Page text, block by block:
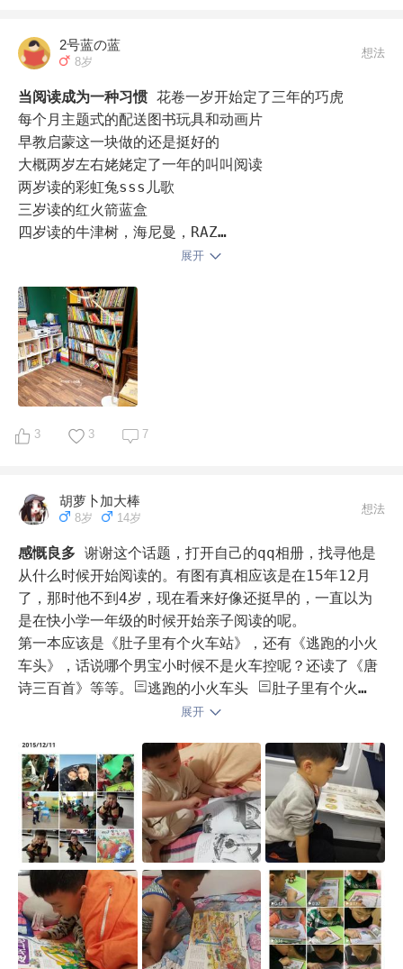
发现同龄弄得好的孩子太多了，感觉已经差了一大截的节
奏。在这个过程中，我的学习计划表是改了一版又一版。
鸡娃路线也是先立，然后在实操过程中不停的破和改，以
找到更适合的规划和方式。现在我用的方式是用思维导图
的形式整理思绪，倒推现阶段最适合六月的计划。六月比
较顽皮好动，按住她来学习真的是废了我不少心力，而且
还要选择那种比较有性价比的方式，因为我是单身带娃，
经济压力也会比较大。现在孩子三岁三个月了，算是整整
鸡娃了一年多点，各方面也看到了明显的提升和变化，我
相信只要我能够坚持并且提供好的陪伴。孩子会朝着良性
的方向发展。赶超当时我们见到的的馨馨姐姐，算是我给
自己定的一个小目标，以六月现在的识字量和进步的速
2号蓝の蓝
8岁
想法
当阅读成为一种习惯 花卷一岁开始定了三年的巧虎
每个月主题式的配送图书玩具和动画片
早教启蒙这一块做的还是挺好的
大概两岁左右姥姥定了一年的叫叫阅读
两岁读的彩虹兔sss儿歌
三岁读的红火箭蓝盒
四岁读的牛津树，海尼曼，RAZ
花卷在三岁前一直只有彩虹兔全套配毛毛虫点读笔
一直到上幼儿园看到别的同学家长给孩子买的红火箭蓝盒
觉得很好 跟风买的
但即便买了也没有分级阅读的概念
也是有一搭没一搭的读
进行亲子阅读的麻麻们
陪孩子养成好的阅读习惯
爱上阅读
并不是为了高考能考多少分
而是可以阅读世界 表达自己
展开
3 3 7
胡萝卜加大棒
8岁 14岁
想法
感慨良多 谢谢这个话题，打开自己的qq相册，找寻他是
从什么时候开始阅读的。有图有真相应该是在15年12月
了，那时他不到4岁，现在看来好像还挺早的，一直以为
是在快小学一年级的时候开始亲子阅读的呢。
第一本应该是《肚子里有个火车站》，还有《逃跑的小火
车头》，话说哪个男宝小时候不是火车控呢？还读了《唐
诗三百首》等等。
逃跑的小火车头
肚子里有个火车
我的第一套科学启蒙书 妙趣科学立体书: 建…
七岁八岁讨狗嫌，谁三岁四岁还不是个小可爱呢？一晃九
岁了，翻看翻看照片，感慨颇多。
展开